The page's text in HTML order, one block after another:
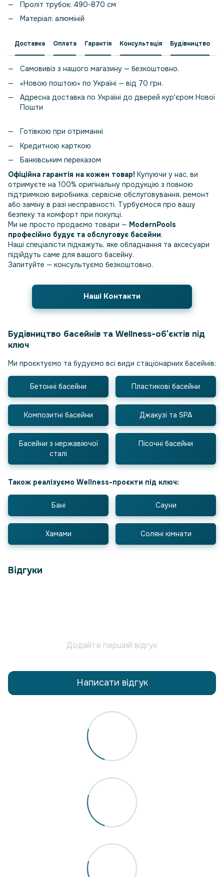
Проліт трубок: 490-870 см
Матеріал: алюміній
Доставка Оплата Гарантія Консультація Будівництво
Самовивіз з нашого магазину — безкоштовно.
«Новою поштою» по Україні — від 70 грн.
Адресна доставка по Україні до дверей кур'єром Нової
Пошти
Готівкою при отриманні
Кредитною карткою
Банківським переказом
Офіційна гарантія на кожен товар! Купуючи у нас, ви
отримуєте на 100% оригінальну продукцію з повною
підтримкою виробника: сервісне обслуговування, ремонт
або заміну в разі несправності. Турбуємося про вашу
безпеку та комфорт при покупці.
Ми не просто продаємо товари — ModernPools
професійно будує та обслуговує басейни.
Наші спеціалісти підкажуть, яке обладнання та аксесуари
підійдуть саме для вашого басейну.
Запитуйте — консультуємо безкоштовно.
Наші Контакти
Будівництво басейнів та Wellness-обʼєктів під
ключ
Ми проєктуємо та будуємо всі види стаціонарних басейнів:
Бетонні басейни Пластикові басейни
Композитні басейни Джакузі та SPA
Басейни з нержавіючої
сталі
Пісочні басейни
Також реалізуємо Wellness-проєкти під ключ:
Бані Сауни
Хамами Соляні кімнати
Відгуки
Додайте перший відгук
Написати відгук